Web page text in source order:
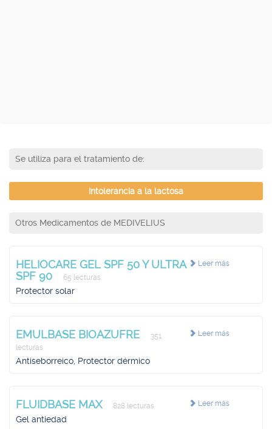
Se utiliza para el tratamiento de:
Intolerancia a la lactosa
Otros Medicamentos de MEDIVELIUS
Leer más
HELIOCARE GEL SPF 50 Y ULTRA
SPF 90
65 lecturas
Protector solar
Leer más
EMULBASE BIOAZUFRE
351
lecturas
Antiseborreico, Protector dérmico
Leer más
FLUIDBASE MAX 828 lecturas
Gel antiedad